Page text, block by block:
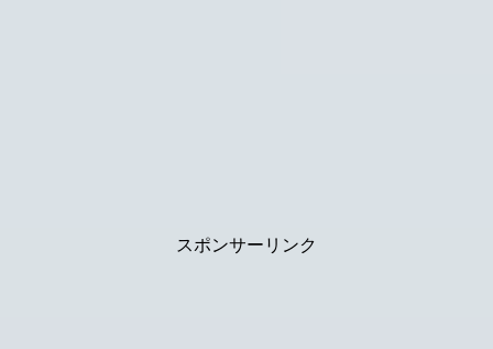
スポンサーリンク